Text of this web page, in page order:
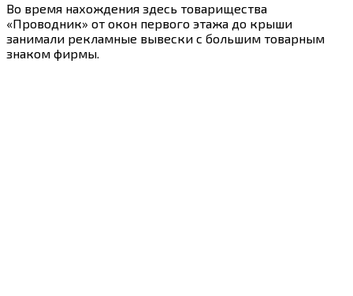
Во время нахождения здесь товарищества
«Проводник» от окон первого этажа до крыши
занимали рекламные вывески с большим товарным
знаком фирмы.